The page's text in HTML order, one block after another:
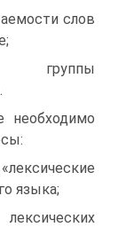
слов
группы
необходимо
языка;